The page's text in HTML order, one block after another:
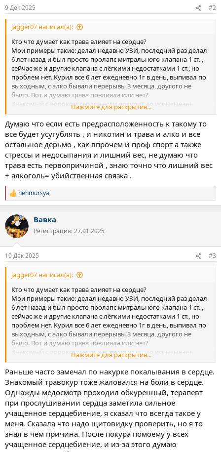
9 Дек 2025 #2
jagger07 написал(а):
Кто что думает как трава влияет на сердце?
Мои примеры такие: делал недавно УЗИ, последний раз делал
6 лет назад и был просто пролапс митрального клапана 1 ст. ,
сейчас же и другие клапана с лёгкими недостатками 1 ст., но
проблем нет. Курил все 6 лет ежедневно 1г в день, выпивал по
выходным, с алко бывали перерывы 3 месяца, другого не
было. Вот и думаю трава повлияла или нет?
Знакомый с пороком сердца если покурит, то испытывает
явные проблемы с сердцем.
Из известных Децл умер от недостаточности, и пару чёрных
знаю, что умерли в возрасте 30 лет по той же причине. Из этого
делаю вывод, что трава не то что влияет, а прям таки убивает
сердечно-сосудистую, алкаши и то по 50-60 лет живут, а тут на
травке в 30-35 умирают или просто совпадение?)
С другой стороны всякие Снуп доги и индейцы которые и в 50+
лет живы при ежедневном употреблении.
Темы такой на форуме не видел, решил поднять)
Кто что думает по этому поводу?
Нажмите для раскрытия...
Думаю что если есть предрасположенность к такому то
все будет усугублять , и никотин и трава и алко и все
остальное дерьмо , как впрочем и проф спорт а также
стрессы и недосыпания и лишний вес, не думаю что
трава есть первопричиной , знаю точно что лишний вес
+ алкоголь= убийственная связка .
Р
е
к
ц
и
nehmursya
Вавка
Регистрация: 27.01.2025
10 Дек 2025 #3
jagger07 написал(а):
Кто что думает как трава влияет на сердце?
Мои примеры такие: делал недавно УЗИ, последний раз делал
6 лет назад и был просто пролапс митрального клапана 1 ст. ,
сейчас же и другие клапана с лёгкими недостатками 1 ст., но
проблем нет. Курил все 6 лет ежедневно 1г в день, выпивал по
выходным, с алко бывали перерывы 3 месяца, другого не
было. Вот и думаю трава повлияла или нет?
Знакомый с пороком сердца если покурит, то испытывает
явные проблемы с сердцем.
Из известных Децл умер от недостаточности, и пару чёрных
знаю, что умерли в возрасте 30 лет по той же причине. Из этого
делаю вывод, что трава не то что влияет, а прям таки убивает
сердечно-сосудистую, алкаши и то по 50-60 лет живут, а тут на
травке в 30-35 умирают или просто совпадение?)
С другой стороны всякие Снуп доги и индейцы которые и в 50+
лет живы при ежедневном употреблении.
Темы такой на форуме не видел, решил поднять)
Кто что думает по этому поводу?
Нажмите для раскрытия...
Раньше часто замечал по накурке покалывания в сердце.
Знакомый травокур тоже жаловался на боли в сердце.
Однажды медосмотр проходил обкуренный, терапевт
при прослушивании сердца заметила сильное
учащенное сердцебиение, я сказал что всегда такое у
меня. Сказала что надо щитовидку проверить, но я то
знал в чем причина. После покура помоему у всех
учащенное сердцебиение, и из-за этого думаю